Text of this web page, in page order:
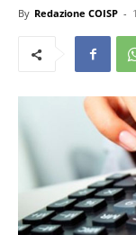
By Redazione COISP -